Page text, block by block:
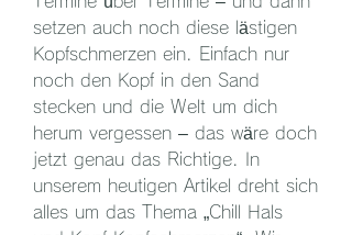
setzen auch noch diese lästigen
Kopfschmerzen ein. Einfach nur
noch den Kopf in den Sand
stecken und die Welt um dich
herum vergessen – das wäre doch
jetzt genau das Richtige. In
unserem heutigen Artikel dreht sich
alles um das Thema „Chill Hals